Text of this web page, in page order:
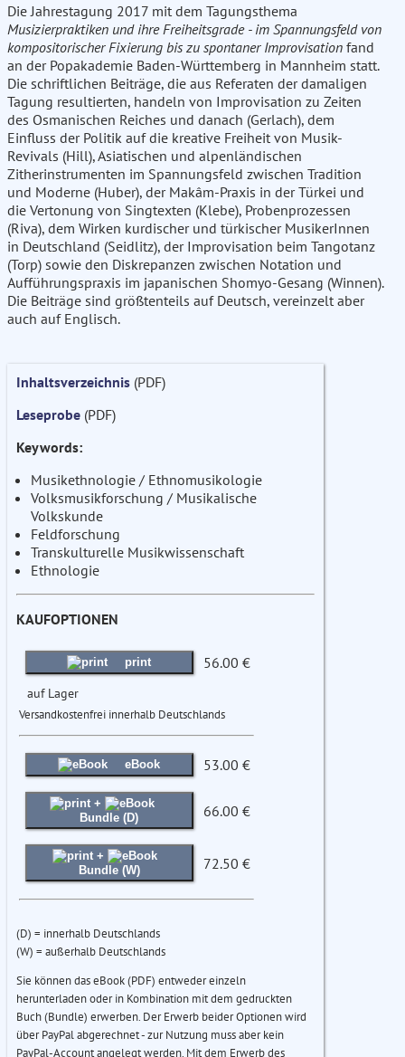
Die Jahrestagung 2017 mit dem Tagungsthema
Musizierpraktiken und ihre Freiheitsgrade - im Spannungsfeld von
kompositorischer Fixierung bis zu spontaner Improvisation fand
an der Popakademie Baden-Württemberg in Mannheim statt.
Die schriftlichen Beiträge, die aus Referaten der damaligen
Tagung resultierten, handeln von Improvisation zu Zeiten
des Osmanischen Reiches und danach (Gerlach), dem
Einfluss der Politik auf die kreative Freiheit von Musik-
Revivals (Hill), Asiatischen und alpenländischen
Zitherinstrumenten im Spannungsfeld zwischen Tradition
und Moderne (Huber), der Makâm-Praxis in der Türkei und
die Vertonung von Singtexten (Klebe), Probenprozessen
(Riva), dem Wirken kurdischer und türkischer MusikerInnen
in Deutschland (Seidlitz), der Improvisation beim Tangotanz
(Torp) sowie den Diskrepanzen zwischen Notation und
Aufführungspraxis im japanischen Shomyo-Gesang (Winnen).
Die Beiträge sind größtenteils auf Deutsch, vereinzelt aber
auch auf Englisch.
Inhaltsverzeichnis (PDF)
Leseprobe (PDF)
Keywords:
Musikethnologie / Ethnomusikologie
Volksmusikforschung / Musikalische
Volkskunde
Feldforschung
Transkulturelle Musikwissenschaft
Ethnologie
KAUFOPTIONEN
print 56.00 €
auf Lager
Versandkostenfrei innerhalb Deutschlands
eBook 53.00 €
+
Bundle (D)
66.00 €
+
Bundle (W)
72.50 €
(D) = innerhalb Deutschlands
(W) = außerhalb Deutschlands
Sie können das eBook (PDF) entweder einzeln
herunterladen oder in Kombination mit dem gedruckten
Buch (Bundle) erwerben. Der Erwerb beider Optionen wird
über PayPal abgerechnet - zur Nutzung muss aber kein
PayPal-Account angelegt werden. Mit dem Erwerb des